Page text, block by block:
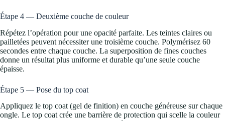
Étape 4 — Deuxième couche de couleur
Répétez l’opération pour une opacité parfaite. Les teintes claires ou
pailletées peuvent nécessiter une troisième couche. Polymérisez 60
secondes entre chaque couche. La superposition de fines couches
donne un résultat plus uniforme et durable qu’une seule couche
épaisse.
Étape 5 — Pose du top coat
Appliquez le top coat (gel de finition) en couche généreuse sur chaque
ongle. Le top coat crée une barrière de protection qui scelle la couleur